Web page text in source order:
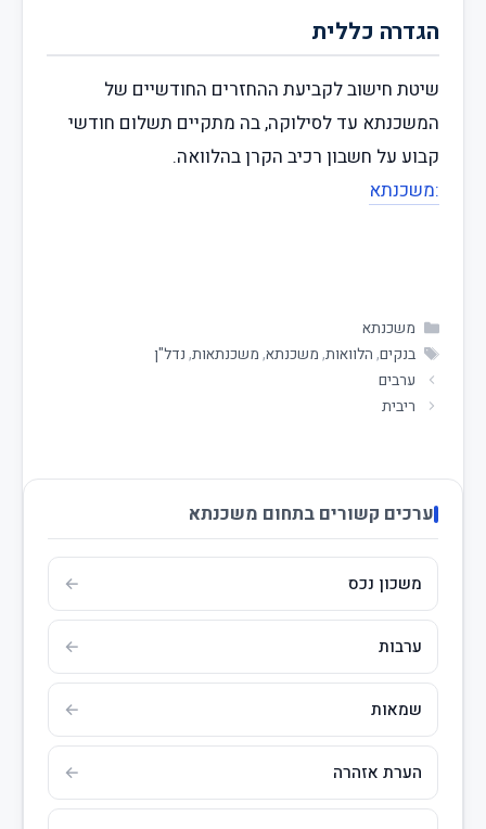
הגדרה כללית
שיטת חישוב לקביעת ההחזרים החודשיים של
המשכנתא עד לסילוקה, בה מתקיים תשלום חודשי
קבוע על חשבון רכיב הקרן בהלוואה.
:משכנתא
משכנתא
בנקים, הלוואות, משכנתא, משכנתאות, נדל"ן
ערבים
ריבית
ערכים קשורים בתחום משכנתא
משכון נכס
ערבות
שמאות
הערת אזהרה